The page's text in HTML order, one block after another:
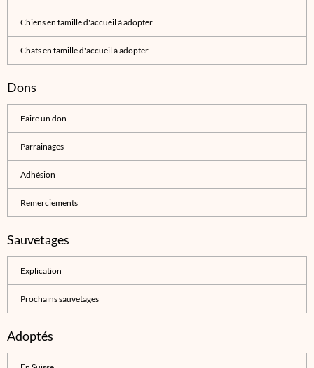
Chiens en famille d'accueil à adopter
Chats en famille d'accueil à adopter
Dons
Faire un don
Parrainages
Adhésion
Remerciements
Sauvetages
Explication
Prochains sauvetages
Adoptés